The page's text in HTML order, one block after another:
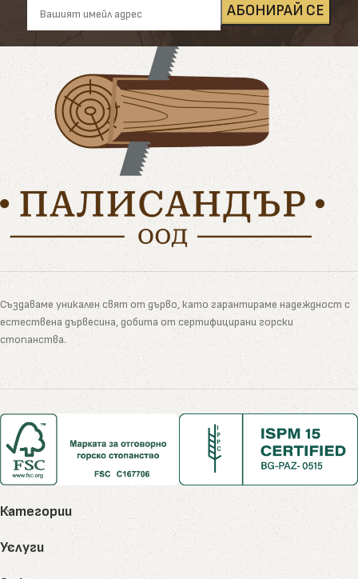
Създаваме уникален свят от дърво, като гарантираме надеждност с
естествена дървесина, добита от сертифицирани горски
стопанства.
Категории
Услуги